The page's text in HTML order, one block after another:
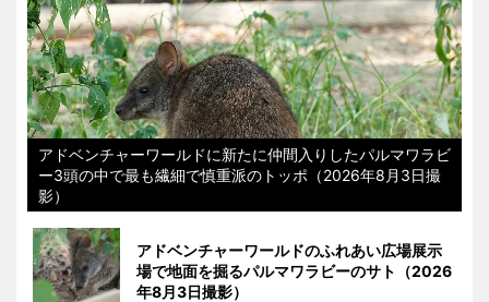
アドベンチャーワールドに新たに仲間入りしたパルマワラビ
ー3頭の中で最も繊細で慎重派のトッポ（2026年8月3日撮
影）
アドベンチャーワールドのふれあい広場展示
場で地面を掘るパルマワラビーのサト（2026
年8月3日撮影）